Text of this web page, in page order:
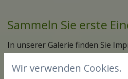
Sammeln Sie erste
In unserer Galerie finden Sie
Kleintierpraxis in Hannover. Bei
erkennen Sie das ein oder
Wir verwenden Cookies.